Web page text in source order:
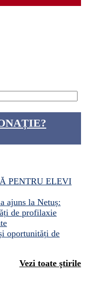
PENTRU ELEVI
ajuns la Netuș:
de profilaxie
oportunități de
Vezi toate ştirile